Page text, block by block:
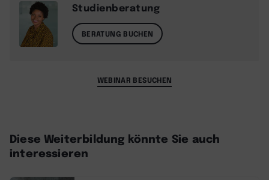
Studienberatung
BERATUNG BUCHEN
WEBINAR BESUCHEN
Diese Weiterbildung könnte Sie auch
interessieren